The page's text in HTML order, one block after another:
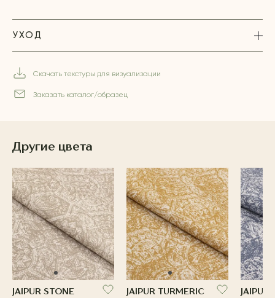
УХОД
Скачать текстуры для визуализации
Заказать каталог/образец
Другие цвета
JAIPUR STONE JAIPUR TURMERIC JAIPUR